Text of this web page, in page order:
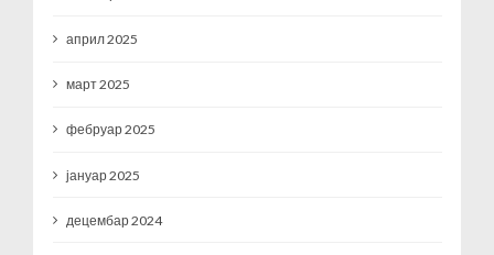
април 2025
март 2025
фебруар 2025
јануар 2025
децембар 2024